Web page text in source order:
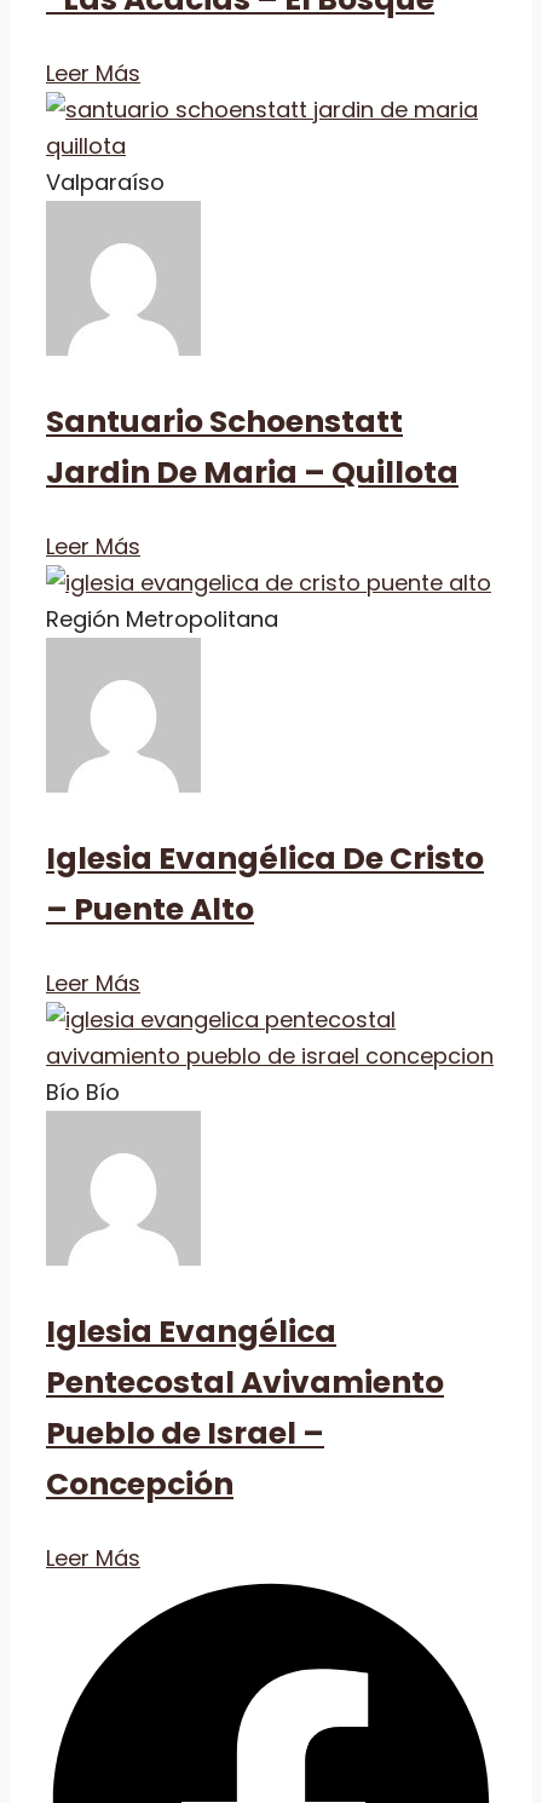
Leer Más
Valparaíso
Santuario Schoenstatt
Jardin De Maria – Quillota
Leer Más
Región Metropolitana
Iglesia Evangélica De Cristo
– Puente Alto
Leer Más
Bío Bío
Iglesia Evangélica
Pentecostal Avivamiento
Pueblo de Israel –
Concepción
Leer Más